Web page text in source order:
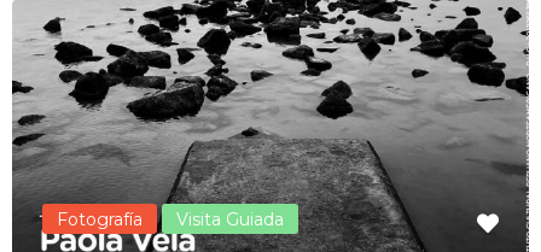
Enviar Correo
Fotografía Visita Guiada